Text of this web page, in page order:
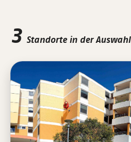
3 Standorte in der Auswahl